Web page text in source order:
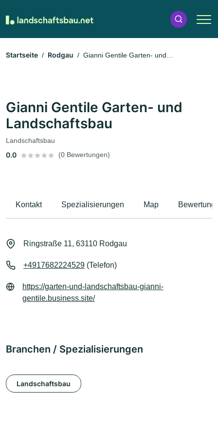
Startseite Rodgau
Gianni Gentile Garten- und
Gianni Gentile Garten- und
Landschaftsbau
Landschaftsbau
0.0 (0 Bewertungen)
Kontakt Spezialisierungen Map
Ringstraße 11, 63110 Rodgau
+4917682224529 (Telefon)
https://garten-und-landschaftsbau-gianni-
gentile.business.site/
Branchen / Spezialisierungen
Landschaftsbau